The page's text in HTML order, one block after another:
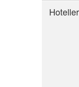
Hoteller